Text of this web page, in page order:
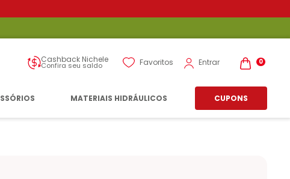
Cashback Nichele
Confira seu saldo Favoritos Entrar 0
MATERIAIS HIDRÁULICOS CUPONS